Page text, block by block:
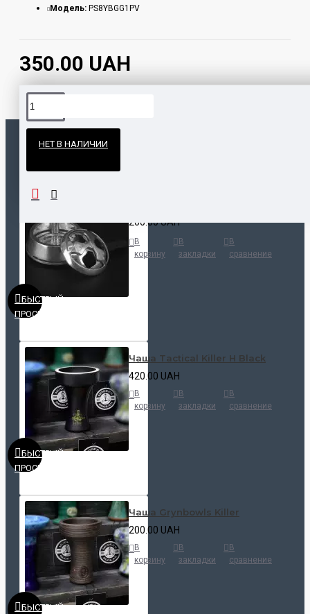
350.00 UAH
Модель: PS8YBGG1PV
НЕТ В НАЛИЧИИ
ПОПУЛЯРНЫЕ ТОВАРЫ
БЫСТРЫЙ
ПРОСМОТР
200.00 UAH
В
корзину
В
закладки
В
сравнение
БЫСТРЫЙ
ПРОСМОТР
Чаша Tactical Killer H Black
420.00 UAH
В
корзину
В
закладки
В
сравнение
БЫСТРЫЙ
Чаша Grynbowls Killer
200.00 UAH
В
корзину
В
закладки
В
сравнение